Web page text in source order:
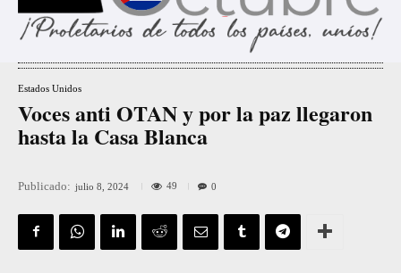
Estados Unidos
Voces anti OTAN y por la paz llegaron
hasta la Casa Blanca
Publicado: julio 8, 2024 49 0